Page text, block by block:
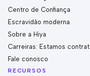
Centro de Confiança
Escravidão moderna
Sobre a Hiya
Carreiras: Estamos
Fale conosco
RECURSOS